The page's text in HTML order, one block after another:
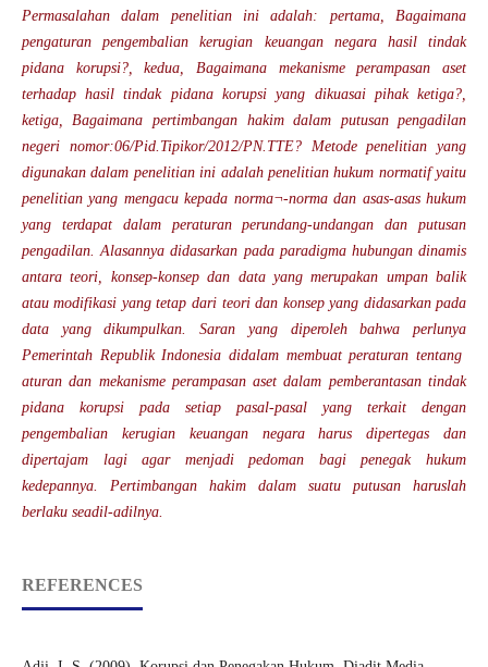
Permasalahan dalam penelitian ini adalah: pertama, Bagaimana
pengaturan pengembalian kerugian keuangan negara hasil tindak
pidana korupsi?, kedua, Bagaimana mekanisme perampasan aset
terhadap hasil tindak pidana korupsi yang dikuasai pihak ketiga?,
ketiga, Bagaimana pertimbangan hakim dalam putusan pengadilan
negeri nomor:06/Pid.Tipikor/2012/PN.TTE?
Metode penelitian yang
digunakan dalam penelitian ini adalah penelitian hukum normatif yaitu
penelitian yang mengacu kepada norma¬-norma dan asas-asas hukum
yang terdapat dalam peraturan perundang-undangan dan putusan
pengadilan. Alasannya didasarkan pada paradigma hubungan dinamis
antara teori, konsep-konsep dan data yang merupakan umpan balik
atau modifikasi yang tetap dari teori dan konsep yang didasarkan pada
data yang dikumpulkan.
Saran yang diperoleh bahwa perlunya
Pemerintah Republik Indonesia didalam membuat peraturan tentang
aturan dan mekanisme perampasan aset dalam pemberantasan tindak
pidana korupsi pada setiap pasal-pasal yang terkait dengan
pengembalian kerugian keuangan negara harus dipertegas dan
dipertajam lagi agar menjadi pedoman bagi penegak hukum
kedepannya. Pertimbangan hakim dalam suatu putusan haruslah
berlaku seadil-adilnya.
REFERENCES